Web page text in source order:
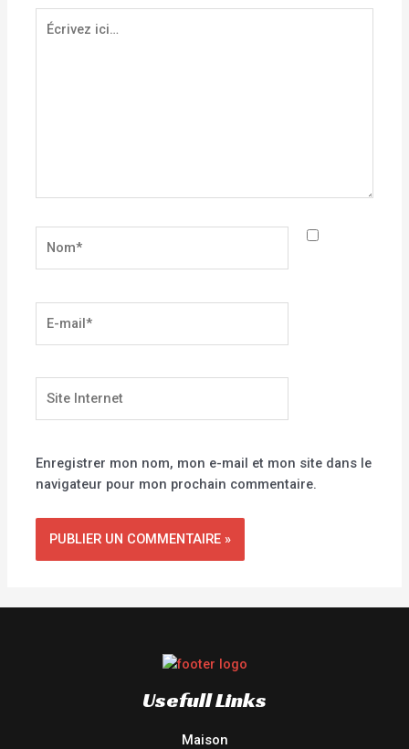
Écrivez
ici…
mail*
Internet
Enregistrer mon nom, mon e-mail et mon site dans le
navigateur pour mon prochain commentaire.
Usefull Links
Maison